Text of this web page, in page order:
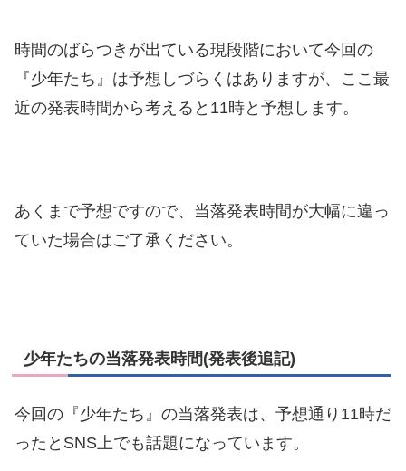
時間のばらつきが出ている現段階において今回の
『少年たち』は予想しづらくはありますが、ここ最
近の発表時間から考えると11時と予想します。
あくまで予想ですので、当落発表時間が大幅に違っ
ていた場合はご了承ください。
少年たちの当落発表時間(発表後追記)
今回の『少年たち』の当落発表は、予想通り11時だ
ったとSNS上でも話題になっています。